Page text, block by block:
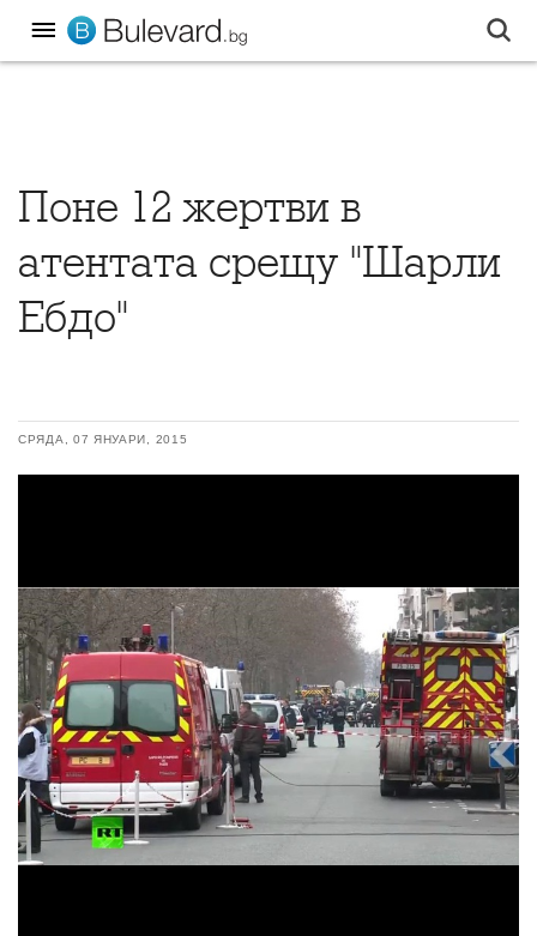
Поне 12 жертви в
атентата срещу "Шарли
Ебдо"
СРЯДА, 07 ЯНУАРИ, 2015